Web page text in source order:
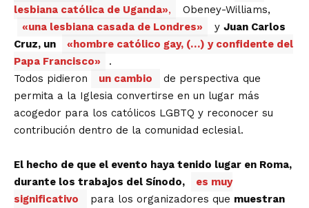
lesbiana católica de Uganda»,
Obeney-Williams,
«una lesbiana casada de Londres»
y Juan Carlos
Cruz, un
«hombre católico gay, (…) y confidente del
Papa Francisco»
.
Todos pidieron
un cambio
de perspectiva que
permita a la Iglesia convertirse en un lugar más
acogedor para los católicos LGBTQ y reconocer su
contribución dentro de la comunidad eclesial.
El hecho de que el evento haya tenido lugar en Roma,
durante los trabajos del Sínodo,
es muy
significativo
para los organizadores que muestran